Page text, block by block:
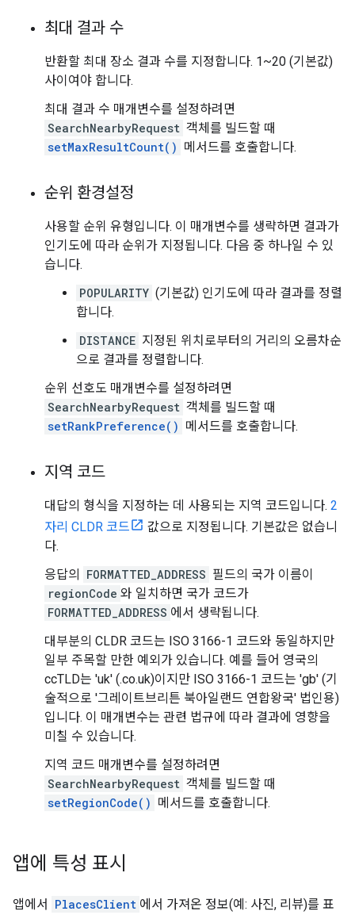
최대 결과 수
반환할 최대 장소 결과 수를 지정합니다. 1~20 (기본값)
사이여야 합니다.
최대 결과 수 매개변수를 설정하려면
SearchNearbyRequest 객체를 빌드할 때
setMaxResultCount() 메서드를 호출합니다.
순위 환경설정
사용할 순위 유형입니다. 이 매개변수를 생략하면 결과가
인기도에 따라 순위가 지정됩니다. 다음 중 하나일 수 있
습니다.
POPULARITY (기본값) 인기도에 따라 결과를 정렬
합니다.
DISTANCE 지정된 위치로부터의 거리의 오름차순
으로 결과를 정렬합니다.
순위 선호도 매개변수를 설정하려면
SearchNearbyRequest 객체를 빌드할 때
setRankPreference() 메서드를 호출합니다.
지역 코드
대답의 형식을 지정하는 데 사용되는 지역 코드입니다. 2
자리 CLDR 코드
값으로 지정됩니다. 기본값은 없습니
다.
응답의
FORMATTED_ADDRESS 필드의 국가 이름이
regionCode 와 일치하면 국가 코드가
FORMATTED_ADDRESS 에서 생략됩니다.
대부분의 CLDR 코드는 ISO 3166-1 코드와 동일하지만
일부 주목할 만한 예외가 있습니다. 예를 들어 영국의
ccTLD는 'uk' (.co.uk)이지만 ISO 3166-1 코드는 'gb' (기
술적으로 '그레이트브리튼 북아일랜드 연합왕국' 법인용)
입니다. 이 매개변수는 관련 법규에 따라 결과에 영향을
미칠 수 있습니다.
지역 코드 매개변수를 설정하려면
SearchNearbyRequest 객체를 빌드할 때
setRegionCode() 메서드를 호출합니다.
앱에 특성 표시
앱에서 PlacesClient 에서 가져온 정보(예: 사진, 리뷰)를 표